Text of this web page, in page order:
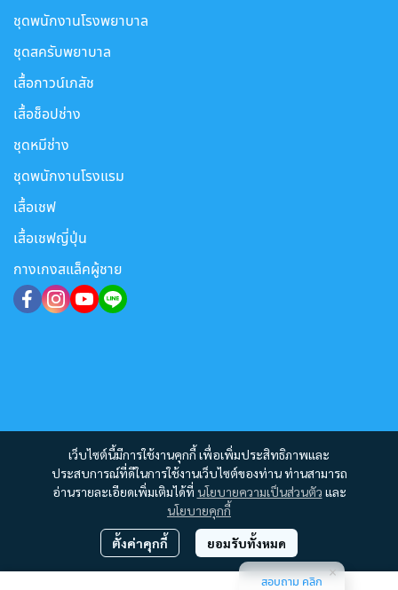
เว็บไซต์นี้มีการใช้งานคุกกี้ เพื่อเพิ่มประสิทธิภาพและ
ประสบการณ์ที่ดีในการใช้งานเว็บไซต์ของท่าน ท่านสามารถ
อ่านรายละเอียดเพิ่มเติมได้ที่ นโยบายความเป็นส่วนตัว และ
นโยบายคุกกี้
ตั้งค่าคุกกี้ ยอมรับทั้งหมด
ชุดพนักงานโรงพยาบาล
ชุดสครับพยาบาล
เสื้อกาวน์เภสัช
เสื้อช็อปช่าง
ชุดหมีช่าง
ชุดพนักงานโรงแรม
เสื้อเชฟ
เสื้อเชฟญี่ปุ่น
กางเกงสแล็คผู้ชาย
Copyright 2012 - 2023 | All Rights Reserved | Powered by MWE
สอบถาม คลิก